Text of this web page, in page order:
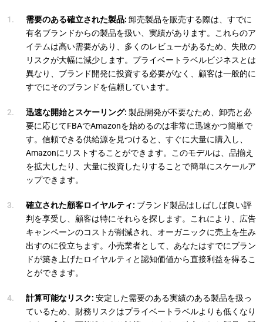
需要のある確立された製品: 卸売製品を販売する際は、すでに
有名ブランドからの製品を扱い、実績があります。これらのア
イテムは高い需要があり、多くのレビューがあるため、失敗の
リスクが大幅に減少します。プライベートラベルビジネスとは
異なり、ブランド開発に投資する必要がなく、顧客は一般的に
すでにそのブランドを信頼しています。
迅速な開始とスケーリング: 製品開発が不要なため、卸売と必
要に応じてFBAでAmazonを始めるのは非常に迅速かつ簡単で
す。信頼できる供給源を見つけると、すぐに大量に購入し、
Amazonにリストすることができます。このモデルは、品揃え
を拡大したり、大量に投資したりすることで簡単にスケールア
ップできます。
確立された顧客ロイヤルティ: ブランド製品はしばしば良い評
判を享受し、顧客は特にそれらを探します。これにより、広告
キャンペーンのコストが削減され、オーガニックに売上を生み
出すのに役立ちます。小売業者として、あなたはすでにブラン
ドが築き上げたロイヤルティと認知価値から直接利益を得るこ
とができます。
計算可能なリスク: 安定した需要のある実績のある製品を扱っ
ているため、財務リスクはプライベートラベルよりも低くなり